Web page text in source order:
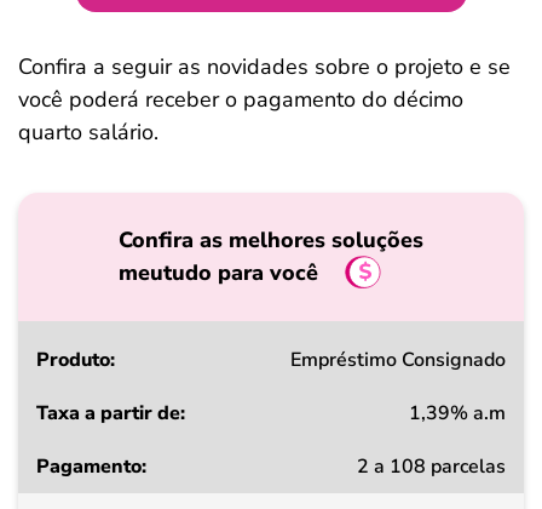
Confira a seguir as novidades sobre o projeto e se
você poderá receber o pagamento do décimo
quarto salário.
Confira as melhores soluções
meutudo para você
Produto
a
Empréstimo Consignado
1,39% a.m
2 a 108 parcelas